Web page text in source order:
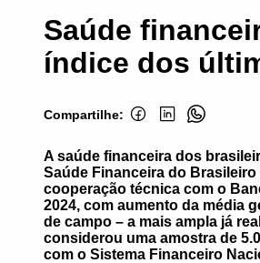
Saúde
índice dos
Compartilhe:
A saúde financeira dos
Saúde Financeira do
cooperação técnica com o
2024, com aumento da média
de campo – a mais ampla já
considerou uma amostra de
com o Sistema Financeiro